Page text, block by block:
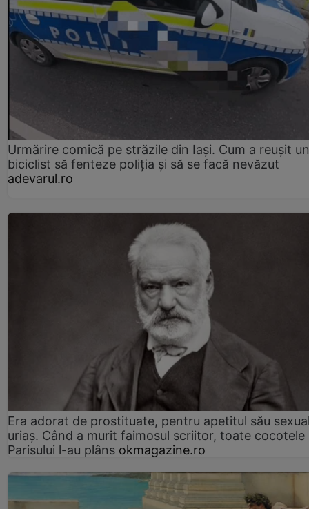
Urmărire comică pe străzile din Iași. Cum a reușit un
biciclist să fenteze poliția și să se facă nevăzut
adevarul.ro
Era adorat de prostituate, pentru apetitul său
uriaș. Când a murit faimosul scriitor, toate cocotele
Parisului l-au plâns okmagazine.ro